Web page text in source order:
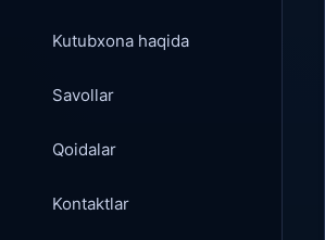
Kutubxona haqida
Savollar
Qoidalar
Kontaktlar